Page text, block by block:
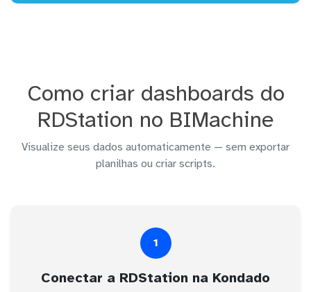
Como criar dashboards do
RDStation no BIMachine
Visualize seus dados automaticamente — sem exportar
planilhas ou criar scripts.
1
Conectar a RDStation na Kondado